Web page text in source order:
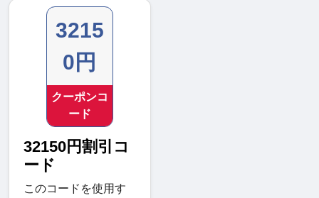
3215
0円
クーポンコ
ード
32150円割引コ
ード
このコードを使用す